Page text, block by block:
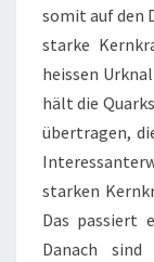
somit auf den
starke
heissen
hält die
übertragen,
starken
Das passiert
Danach